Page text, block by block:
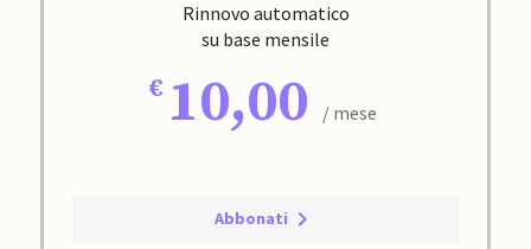
Rinnovo automatico
su base mensile
10,00 / mese
Abbonati